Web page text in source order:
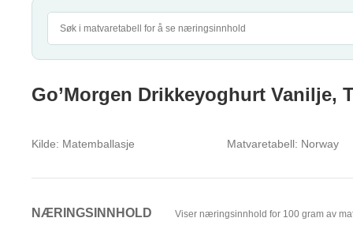
Go’Morgen Drikkeyoghurt Vanilje,
Kilde: Matemballasje Matvaretabell: Norway
NÆRINGSINNHOLD Viser næringsinnhold for 100 gram av